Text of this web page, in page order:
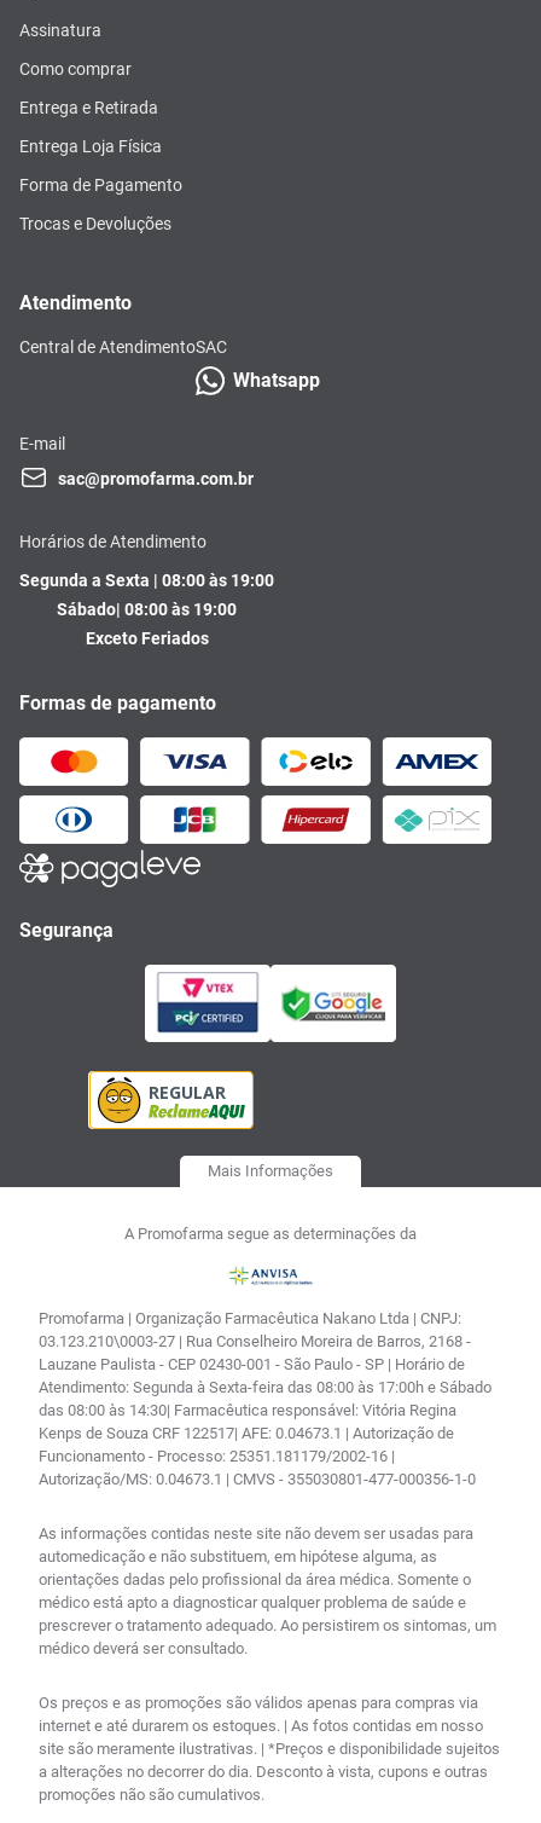
Assinatura
Como comprar
Entrega e Retirada
Entrega Loja Física
Forma de Pagamento
Trocas e Devoluções
Atendimento
Central de AtendimentoSAC
Whatsapp
E-mail
sac@promofarma.com.br
Horários de Atendimento
Segunda a Sexta | 08:00 às 19:00
Sábado| 08:00 às 19:00
Exceto Feriados
Formas de pagamento
Segurança
Mais Informações
A Promofarma segue as determinações da
Promofarma | Organização Farmacêutica Nakano Ltda | CNPJ:
03.123.210\0003-27 | Rua Conselheiro Moreira de Barros, 2168 -
Lauzane Paulista - CEP 02430-001 - São Paulo - SP | Horário de
Atendimento: Segunda à Sexta-feira das 08:00 às 17:00h e Sábado
das 08:00 às 14:30| Farmacêutica responsável: Vitória Regina
Kenps de Souza CRF 122517| AFE: 0.04673.1 | Autorização de
Funcionamento - Processo: 25351.181179/2002-16 |
Autorização/MS: 0.04673.1 | CMVS - 355030801-477-000356-1-0
As informações contidas neste site não devem ser usadas para
automedicação e não substituem, em hipótese alguma, as
orientações dadas pelo profissional da área médica. Somente o
médico está apto a diagnosticar qualquer problema de saúde e
prescrever o tratamento adequado. Ao persistirem os sintomas, um
médico deverá ser consultado.
Os preços e as promoções são válidos apenas para compras via
internet e até durarem os estoques. | As fotos contidas em nosso
site são meramente ilustrativas. | *Preços e disponibilidade sujeitos
a alterações no decorrer do dia. Desconto à vista, cupons e outras
promoções não são cumulativos.